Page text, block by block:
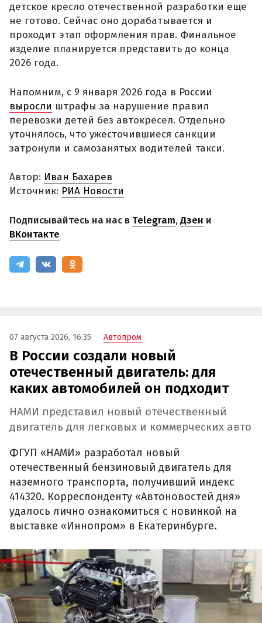
детское кресло отечественной разработки еще
не готово. Сейчас оно дорабатывается и
проходит этап оформления прав. Финальное
изделие планируется представить до конца
2026 года.
Напомним, с 9 января 2026 года в России
выросли штрафы за нарушение правил
перевозки детей без автокресел. Отдельно
уточнялось, что ужесточившиеся санкции
затронули и самозанятых водителей такси.
Автор: Иван Бахарев
Источник: РИА Новости
Подписывайтесь на нас в Telegram,Дзен и
ВКонтакте
07 августа 2026, 16:35 Автопром
В России создали новый
отечественный двигатель: для
каких автомобилей он подходит
НАМИ представил новый отечественный
двигатель для легковых и коммерческих авто
ФГУП «НАМИ» разработал новый
отечественный бензиновый двигатель для
наземного транспорта, получивший индекс
414320. Корреспонденту «Автоновостей дня»
удалось лично ознакомиться с новинкой на
выставке «Иннопром» в Екатеринбурге.